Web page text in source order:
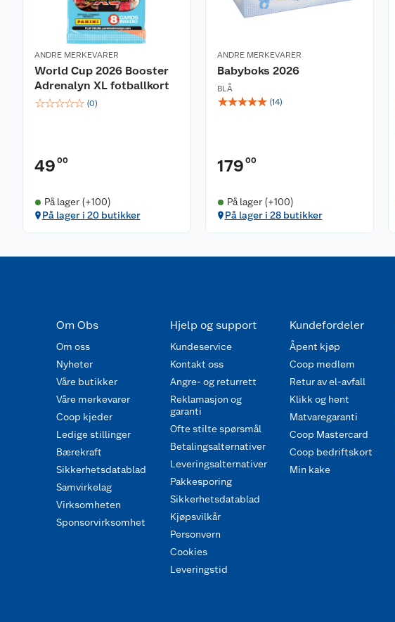
ANDRE MERKEVARER
World Cup 2026 Booster
Adrenalyn XL fotballkort
☆☆☆☆☆ (0)
49 00
På lager (+100)
På lager i 20 butikker
ANDRE MERKEVARER
Babyboks 2026
BLÅ
☆☆☆☆☆ (14)
179 00
På lager (+100)
På lager i 28 butikker
Om Obs
Om oss
Nyheter
Våre butikker
Våre merkevarer
Coop kjeder
Ledige stillinger
Bærekraft
Sikkerhetsdatablad
Samvirkelag
Virksomheten
Sponsorvirksomhet
Hjelp og support
Kundeservice
Kontakt oss
Angre- og returrett
Reklamasjon og
garanti
Ofte stilte spørsmål
Betalingsalternativer
Leveringsalternativer
Pakkesporing
Sikkerhetsdatablad
Kjøpsvilkår
Personvern
Cookies
Leveringstid
Kundefordeler
Åpent kjøp
Coop medlem
Retur av el-avfall
Klikk og hent
Matvaregaranti
Coop Mastercard
Coop bedriftskort
Min kake